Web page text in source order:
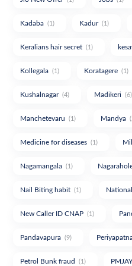
Kadaba (1) Kadur (1)
Keralians hair secret (1)
Kollegala (1) Koratagere (1)
Kushalnagar (4) Madikeri (6)
Manchetevaru (1) Mandya
Medicine for diseases (1)
Nagamangala (1)
Nail Biting habit (1)
New Caller ID CNAP (1)
Pandavapura (9)
Petrol Bunk fraud (1)